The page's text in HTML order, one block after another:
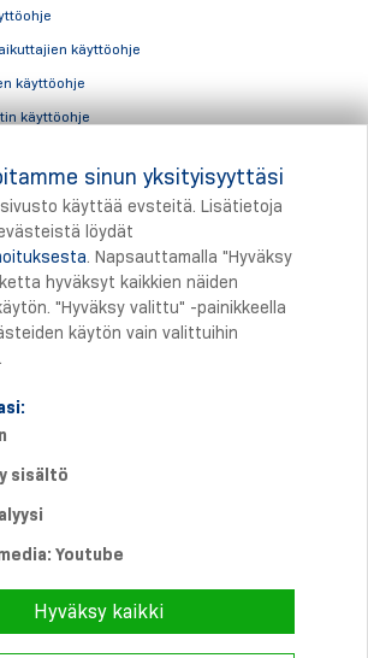
käyttöohje
käyttöohje
käyttöohje
sinun yksityisyyttäsi
käyttää evsteitä. Lisätietoja
löydät
. Napsauttamalla "Hyväksy
hyväksyt kaikkien näiden
"Hyväksy valittu" -painikkeella
käytön vain valittuihin
sisältö
Youtube
Hyväksy kaikki